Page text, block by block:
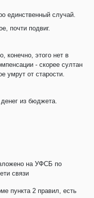
единственный случай.
почти подвиг.
конечно, этого нет в
- скорее султан
умрут от старости.
из бюджета.
на УФСБ по
связи
пункта 2 правил, есть